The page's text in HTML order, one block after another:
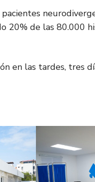
20% de las 80.000
en las tardes, tres